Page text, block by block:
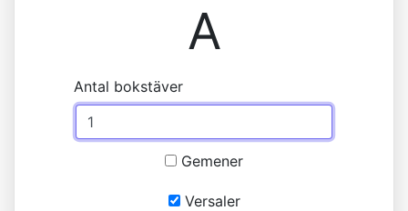
A
Antal bokstäver
Gemener
Versaler